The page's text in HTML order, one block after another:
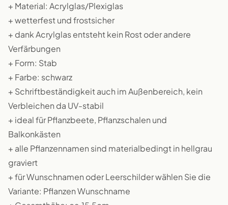
+ Material: Acrylglas/Plexiglas
+ wetterfest und frostsicher
+ dank Acrylglas entsteht kein Rost oder andere
Verfärbungen
+ Form: Stab
+ Farbe: schwarz
+ Schriftbeständigkeit auch im Außenbereich, kein
Verbleichen da UV-stabil
+ ideal für Pflanzbeete, Pflanzschalen und
Balkonkästen
+ alle Pflanzennamen sind materialbedingt in hellgrau
graviert
+ für Wunschnamen oder Leerschilder wählen Sie die
Variante: Pflanzen Wunschname